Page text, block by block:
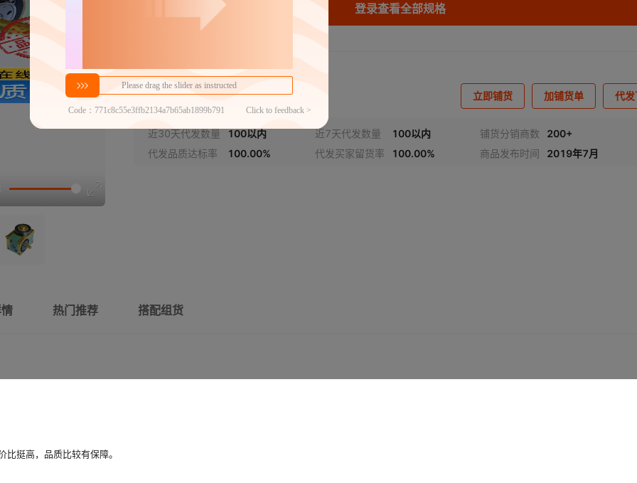
DF110
DF140
库存 200台
DF250 库存200台
登录查看全部规格
分销代发
1430 立即铺货 加铺货单 代
近30天代发数量 100以内 近7天代发数量 100以内 铺货分销商数
200+
代发品质达标率
100.00% 代发买家留货率 100.00% 商品发布时间 2019年7月
热门推荐 搭配组货
挺高，品质比较有保障。